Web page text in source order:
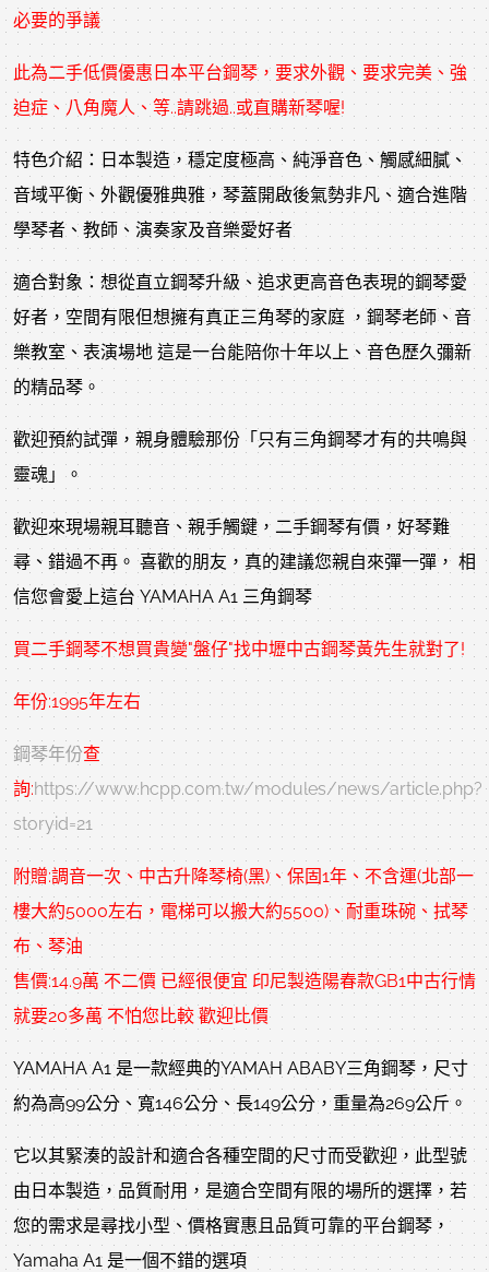
必要的爭議
此為二手低價優惠日本平台鋼琴，要求外觀、要求完美、強
迫症、八角魔人、等..請跳過..或直購新琴喔!
特色介紹： 日本製造，穩定度極高、 純淨音色、觸感細膩、
音域平衡、 外觀優雅典雅，琴蓋開啟後氣勢非凡、適合進階
學琴者、教師、演奏家及音樂愛好者
適合對象：想從直立鋼琴升級、追求更高音色表現的鋼琴愛
好者，空間有限但想擁有真正三角琴的家庭 ，鋼琴老師、音
樂教室、表演場地 這是一台能陪你十年以上、音色歷久彌新
的精品琴。
歡迎預約試彈，親身體驗那份「只有三角鋼琴才有的共鳴與
靈魂」。
歡迎來現場親耳聽音、親手觸鍵，二手鋼琴有價，好琴難
尋、錯過不再。 喜歡的朋友，真的建議您親自來彈一彈， 相
信您會愛上這台 YAMAHA A1 三角鋼琴
買二手鋼琴不想買貴變"盤仔"找中壢中古鋼琴黃先生就對了!
年份:1995年左右
鋼琴年份查
詢:https://www.hcpp.com.tw/modules/news/article.php?
storyid=21
附贈:調音一次、中古升降琴椅(黑)、保固1年、不含運(北部一
樓大約5000左右，電梯可以搬大約5500)、耐重珠碗、拭琴
布、琴油
售價:14.9萬 不二價 已經很便宜 印尼製造陽春款GB1中古行情
就要20多萬 不怕您比較 歡迎比價
YAMAHA A1 是一款經典的YAMAH ABABY三角鋼琴，尺寸
約為高99公分、寬146公分、長149公分，重量為269公斤。
它以其緊湊的設計和適合各種空間的尺寸而受歡迎，此型號
由日本製造，品質耐用，是適合空間有限的場所的選擇， 若
您的需求是尋找小型、價格實惠且品質可靠的平台鋼琴，
Yamaha A1 是一個不錯的選項